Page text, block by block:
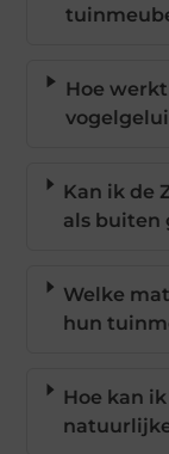
Hoe
Kan ik de
als buiten
Welke
hun
Hoe kan